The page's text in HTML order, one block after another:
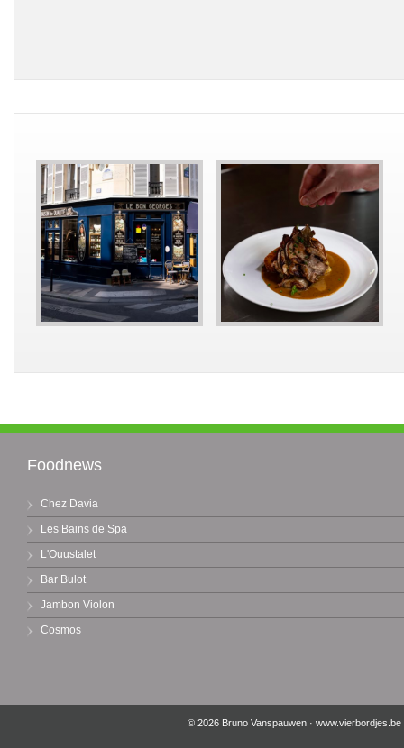
Foodnews
Chez Davia
Les Bains de Spa
L'Ouustalet
Bar Bulot
Jambon Violon
Cosmos
© 2026 Bruno Vanspauwen · www.vierbordjes.be